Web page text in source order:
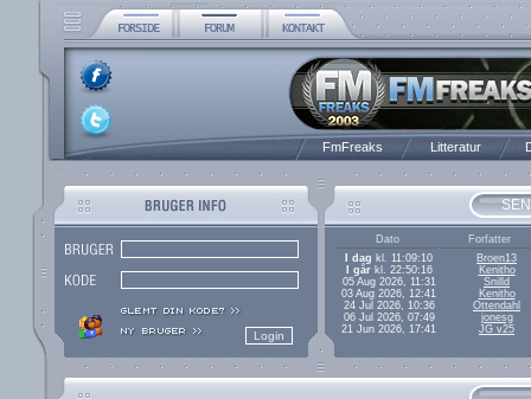
FmFreaks Litteratur
Dato
Forfatter
I dag kl. 11:09:10
Broen13
I gårkl. 22:50:16
Kenitho
05 Aug 2026, 11:31
Snilld
03 Aug 2026, 12:41
Kenitho
24 Jul 2026, 10:36
Ottendahl
06 Jul 2026, 07:49
jonesg
21 Jun 2026, 17:41
JG v25